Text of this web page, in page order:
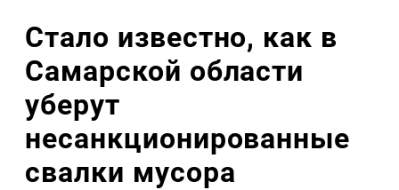
Стало известно, как в
Самарской области
уберут
несанкционированные
свалки мусора